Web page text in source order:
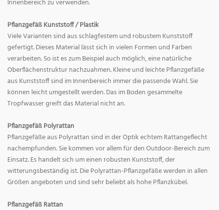
Innenbereich zu verwenden.
Pflanzgefäß Kunststoff / Plastik
Viele Varianten sind aus schlagfestem und robustem Kunststoff
gefertigt. Dieses Material lässt sich in vielen Formen und Farben
verarbeiten. So ist es zum Beispiel auch möglich, eine natürliche
Oberflächenstruktur nachzuahmen. Kleine und leichte Pflanzgefäße
aus Kunststoff sind im Innenbereich immer die passende Wahl. Sie
können leicht umgestellt werden. Das im Boden gesammelte
Tropfwasser greift das Material nicht an.
Pflanzgefäß Polyrattan
Pflanzgefäße aus Polyrattan sind in der Optik echtem Rattangeflecht
nachempfunden. Sie kommen vor allem für den Outdoor-Bereich zum
Einsatz. Es handelt sich um einen robusten Kunststoff, der
witterungsbeständig ist. Die Polyrattan-Pflanzgefäße werden in allen
Größen angeboten und sind sehr beliebt als hohe Pflanzkübel.
Pflanzgefäß Rattan